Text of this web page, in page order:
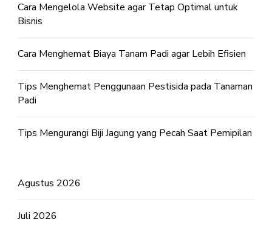
Cara Mengelola Website agar Tetap Optimal untuk
Bisnis
Cara Menghemat Biaya Tanam Padi agar Lebih Efisien
Tips Menghemat Penggunaan Pestisida pada Tanaman
Padi
Tips Mengurangi Biji Jagung yang Pecah Saat Pemipilan
Agustus 2026
Juli 2026